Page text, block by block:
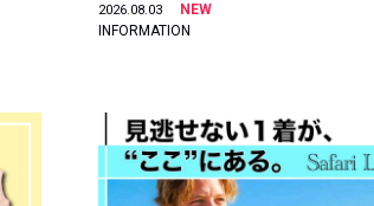
2026.08.03
NEW
INFORMATION